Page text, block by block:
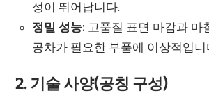
성이 뛰어납니다.
정밀 성능: 고품질 표면 마감과 마
공차가 필요한 부품에 이상적입니
2. 기술 사양(공칭 구성)